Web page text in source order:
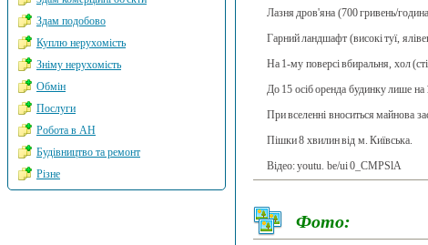
Лазня дров'яна (700 гривень/
Гарний ландшафт (високі туї,
На 1-му поверсі вбиральня, хол
До 15 осіб оренда будинку лише
При вселенні вноситься майнова
Пішки 8 хвилин від м. Київська.
Відео: youtu. be/ui 0_CMPSlA
Фото:
Здам подобово
Куплю нерухомість
Зніму нерухомість
Обмін
Послуги
Робота в АН
Будівництво та ремонт
Різне